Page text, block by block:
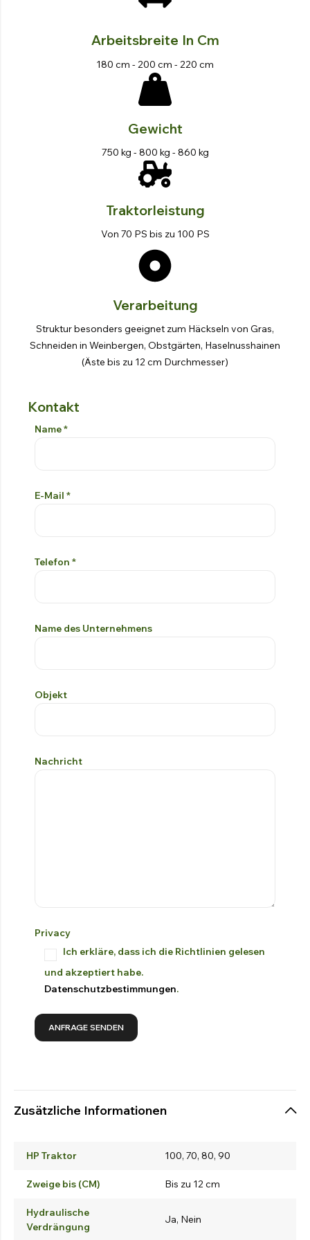
Arbeitsbreite In Cm
180 cm - 200 cm - 220 cm
Gewicht
750 kg - 800 kg - 860 kg
Traktorleistung
Von 70 PS bis zu 100 PS
Verarbeitung
Struktur besonders geeignet zum Häckseln von Gras,
Schneiden in Weinbergen, Obstgärten, Haselnusshainen
(Äste bis zu 12 cm Durchmesser)
Kontakt
Kontakt-Formular
Si prega di lasciare vuoto questo campo
Name*
E-Mail *
Telefon *
Name des Unternehmens
Objekt
Nachricht
Privacy
Ich erkläre, dass ich die Richtlinien gelesen
und akzeptiert habe.
Datenschutzbestimmungen.
Zusätzliche Informationen
HP Traktor 100, 70, 80, 90
Zweige bis (CM) Bis zu 12 cm
Hydraulische
Verdrängung
Ja, Nein